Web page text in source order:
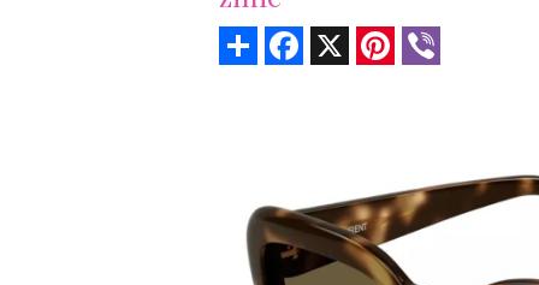
Share Facebook Pinterest